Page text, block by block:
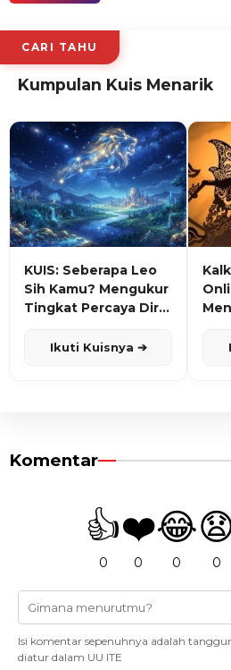
CARI TAHU
Kumpulan Kuis Menarik
KUIS: Seberapa Leo
Sih Kamu? Mengukur
Tingkat Percaya Diri
Ikuti Kuisnya ➔
Komentar
👍
0
❤️
0
😂
0 0
Isi komentar sepenuhnya adalah
diatur dalam UU ITE